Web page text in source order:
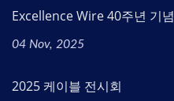
Excellence Wire 40주년 기념
04 Nov, 2025
2025 케이블 전시회